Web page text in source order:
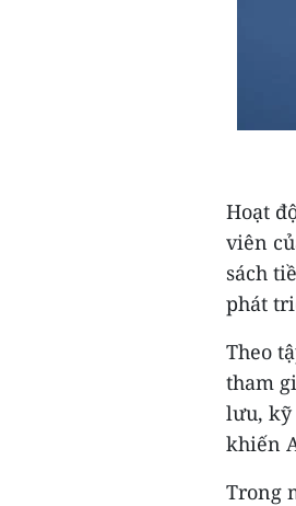
Hoạt
viên
sách
phát
Theo
tham
lưu, kỹ
khiến
Trong